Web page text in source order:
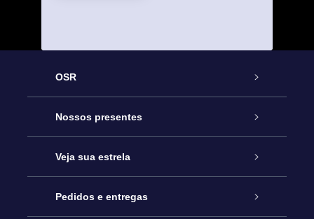
OSR
Serviço
Entre em contato conosco
Blog
Nossos presentes
Presente estrelar on-line
Pacote de presente da OSR
Veja sua estrela
Star Register
Pedidos e entregas